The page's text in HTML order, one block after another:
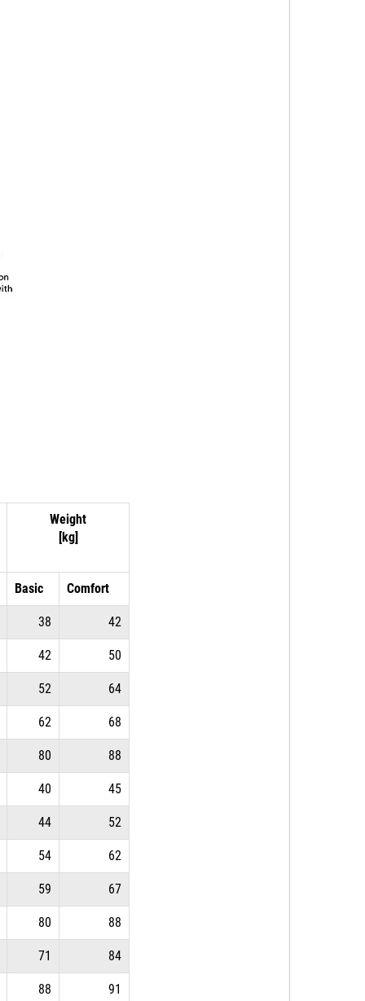
Weight
[kg]
Basic Comfort
38 42
42 50
52 64
62 68
80 88
40 45
44 52
54 62
59 67
80 88
71 84
88 91